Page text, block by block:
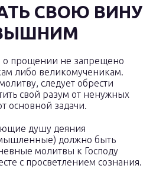
СВОЮ ВИНУ
о прощении не запрещено
либо великомученикам.
следует обрести
свой разум от ненужных
основной задачи.
душу деяния
должно быть
молитвы к Господу
с просветлением сознания.